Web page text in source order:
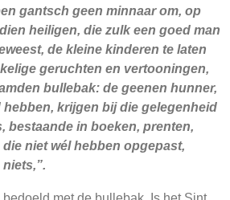
gantsch geen minnaar om, op
heiligen, die zulk een goed man
de kleine kinderen te laten
geruchten en vertooningen,
bullebak: de geenen hunner,
krijgen bij die gelegenheid
bestaande in boeken, prenten,
niet wél hebben opgepast,